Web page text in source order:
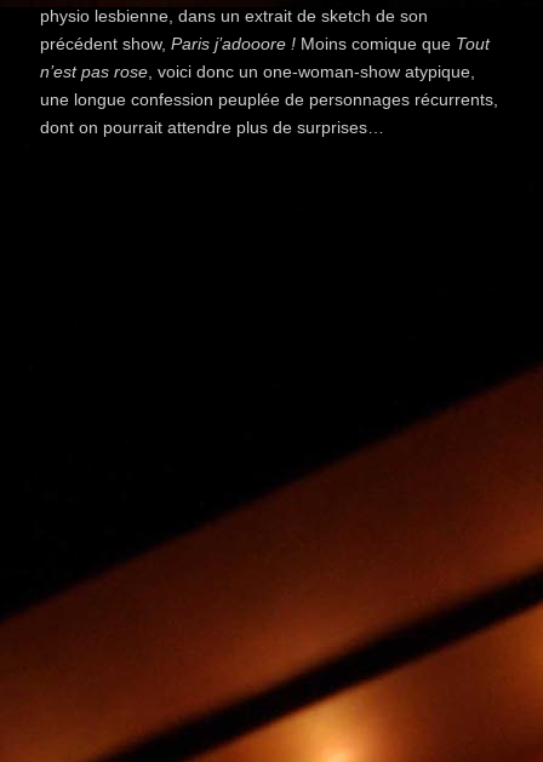
physio lesbienne, dans un extrait de sketch de son
précédent show,Paris j’adooore ! Moins comique que Tout
n’est pas rose, voici donc un one-woman-show atypique,
une longue confession peuplée de personnages récurrents,
dont on pourrait attendre plus de surprises…